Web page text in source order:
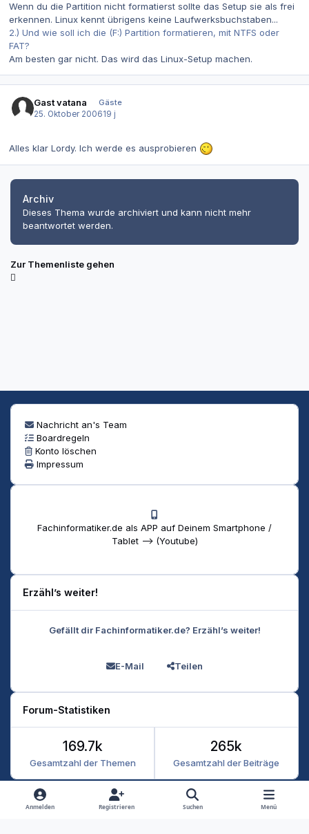
Wenn du die Partition nicht formatierst sollte das Setup sie als frei
erkennen. Linux kennt übrigens keine Laufwerksbuchstaben...
2.) Und wie soll ich die (F:) Partition formatieren, mit NTFS oder
FAT?
Am besten gar nicht. Das wird das Linux-Setup machen.
Gast vatana
Gäste
25. Oktober 200619 j
Alles klar Lordy. Ich werde es ausprobieren
Archiv
Dieses Thema wurde archiviert und kann nicht mehr
beantwortet werden.
Zur Themenliste gehen
Nachricht an's Team
Boardregeln
Konto löschen
Impressum
Fachinformatiker.de als APP auf Deinem Smartphone /
Tablet --> (Youtube)
Erzähl’s weiter!
Gefällt dir Fachinformatiker.de? Erzähl’s weiter!
E-Mail Teilen
Forum-Statistiken
Gesamtzahl der Themen
169.7k
Gesamtzahl der Beiträge
265k
Heller Modus
Dunkler Modus
Systemeinstellung
Anmelden Registrieren Suchen Menü